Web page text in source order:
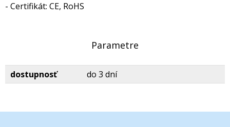
- Certifikát: CE, RoHS
Parametre
dostupnosť do 3 dní